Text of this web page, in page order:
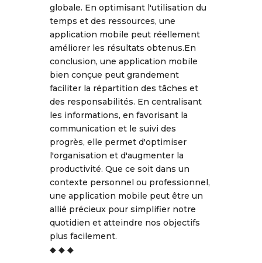
globale. En optimisant l'utilisation du
temps et des ressources, une
application mobile peut réellement
améliorer les résultats obtenus.En
conclusion, une application mobile
bien conçue peut grandement
faciliter la répartition des tâches et
des responsabilités. En centralisant
les informations, en favorisant la
communication et le suivi des
progrès, elle permet d'optimiser
l'organisation et d'augmenter la
productivité. Que ce soit dans un
contexte personnel ou professionnel,
une application mobile peut être un
allié précieux pour simplifier notre
quotidien et atteindre nos objectifs
plus facilement.
◆ ◆ ◆